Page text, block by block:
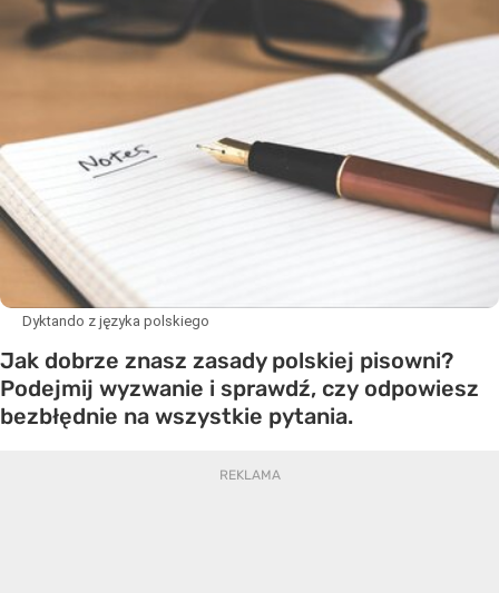
Dyktando z języka polskiego
Jak dobrze znasz zasady polskiej pisowni?
Podejmij wyzwanie i sprawdź, czy odpowiesz
bezbłędnie na wszystkie pytania.